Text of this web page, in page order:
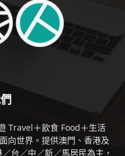
Travel＋飲食 Food＋生活
向世界。提供澳門、香港及
台／中／新／馬居民為主，